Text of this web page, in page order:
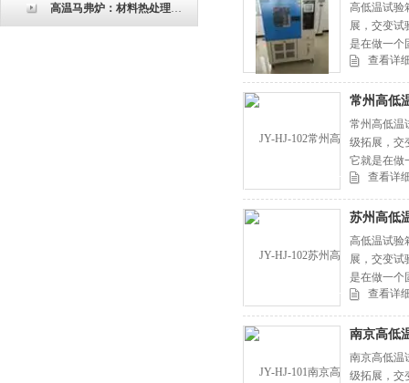
高温马弗炉：材料热处理的精密“熔炉”
高低温试验
展，交变试
是在做一个
查看详
常州高低
常州高低温
级拓展，交
它就是在做
高。查看详
苏州高低
高低温试验
展，交变试
是在做一个
苏州高低温
查看详
南京高低
南京高低温
级拓展，交